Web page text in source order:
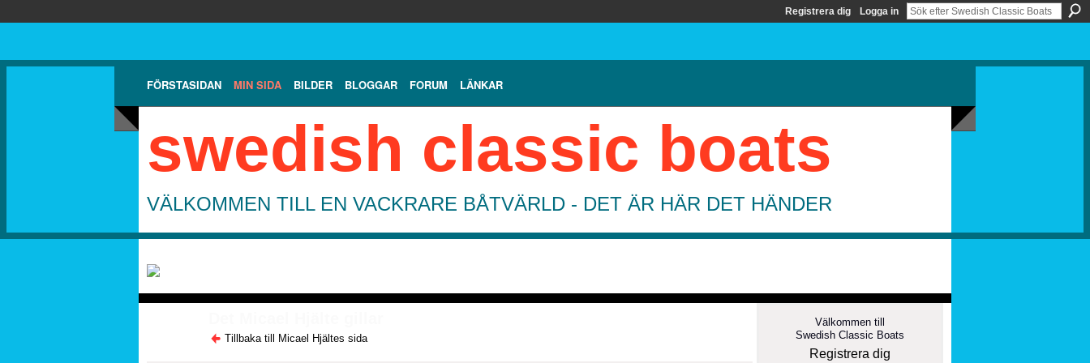
Registrera dig Logga in
FÖRSTASIDAN MIN SIDA BILDER BLOGGAR FORUM LÄNKAR
swedish classic boats
VÄLKOMMEN TILL EN VACKRARE BÅTVÄRLD - DET ÄR HÄR DET HÄNDER
Tillbaka till Micael Hjältes sida
Välkommen till
Swedish Classic Boats
Registrera dig